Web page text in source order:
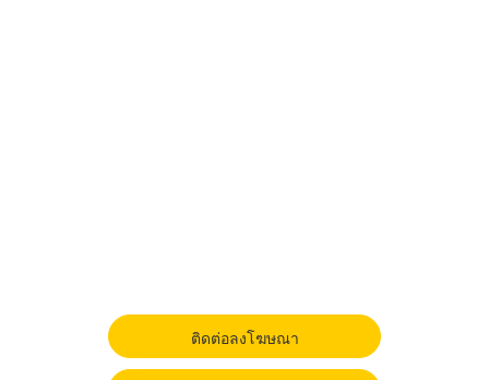
ติดต่อลงโฆษณา